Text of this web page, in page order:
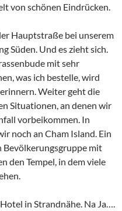
von schönen Eindrücken.
Hauptstraße bei unserem
Süden. Und es zieht sich.
mit sehr
was ich bestelle, wird
Weiter geht die
Situationen, an denen wir
vorbeikommen. In
noch an Cham Island. Ein
Bevölkerungsgruppe mit
den Tempel, in dem viele
in Strandnähe. Na Ja….